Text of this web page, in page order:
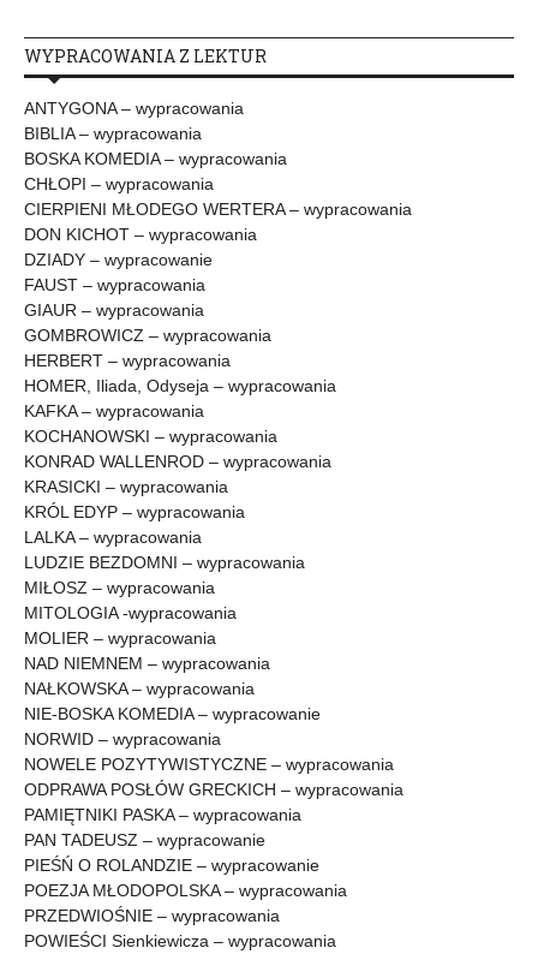
WYPRACOWANIA Z LEKTUR
ANTYGONA – wypracowania
BIBLIA – wypracowania
BOSKA KOMEDIA – wypracowania
CHŁOPI – wypracowania
CIERPIENI MŁODEGO WERTERA – wypracowania
DON KICHOT – wypracowania
DZIADY – wypracowanie
FAUST – wypracowania
GIAUR – wypracowania
GOMBROWICZ – wypracowania
HERBERT – wypracowania
HOMER, Iliada, Odyseja – wypracowania
KAFKA – wypracowania
KOCHANOWSKI – wypracowania
KONRAD WALLENROD – wypracowania
KRASICKI – wypracowania
KRÓL EDYP – wypracowania
LALKA – wypracowania
LUDZIE BEZDOMNI – wypracowania
MIŁOSZ – wypracowania
MITOLOGIA -wypracowania
MOLIER – wypracowania
NAD NIEMNEM – wypracowania
NAŁKOWSKA – wypracowania
NIE-BOSKA KOMEDIA – wypracowanie
NORWID – wypracowania
NOWELE POZYTYWISTYCZNE – wypracowania
ODPRAWA POSŁÓW GRECKICH – wypracowania
PAMIĘTNIKI PASKA – wypracowania
PAN TADEUSZ – wypracowanie
PIEŚŃ O ROLANDZIE – wypracowanie
POEZJA MŁODOPOLSKA – wypracowania
PRZEDWIOŚNIE – wypracowania
POWIEŚCI Sienkiewicza – wypracowania